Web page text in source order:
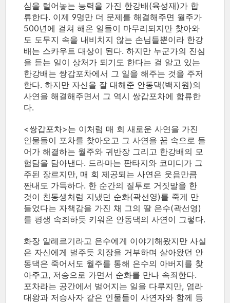
심을 털어놓는 능력을 가진 한강배(육성재)가 합
류한다. 이제 9명만 더 문제를 해결해주면 월주가
500년에 걸쳐 해온 일들이 마무리되지만 찾아와
도 도무지 속을 내비치지 않는 손님들뿐이라 한강
배는 스카우트 대상이 된다. 하지만 누군가의 진심
을 듣는 일이 상처가 되기도 한다는 걸 알고 있는
한강배는 쌍갑포차에서 그 일을 해주는 것을 주저
한다. 하지만 자신을 잘 대해준 안동댁(백지원)의
사연을 해결해주면서 그 역시 쌍갑포차에 합류한
다.
<쌍갑포차>는 이처럼 매 회 새로운 사연을 가진
인물들이 포차를 찾아오고 그 사연을 꿈 속으로 들
어가 해결하는 월주와 귀반장 그리고 한강배의 모
험담을 담아낸다. 드라마는 판타지와 코미디가 그
주된 장르지만, 매 회 제공되는 사연은 웃음만큼
짠내도 가득하다. 한 순간의 질투로 거짓말을 한
것이 친동생처럼 지냈던 순화(곽선영)를 죽게 만
들었다는 자책감을 가진 채 그의 딸 은수(곽선영)
를 평생 속죄하듯 키워온 안동댁의 사연이 그렇다.
화장 알레르기라고 은수에게 이야기해왔지만 사실
은 자신에게 벌주듯 치장을 거부하며 살아왔던 안
동댁은 죽어서도 월주를 통해 은수의 아버지를 찾
아주고, 저승으로 가면서 순화를 만나 속죄한다.
포차라는 공간에서 벌어지는 일을 다루지만, 염라
대왕과 저승사자 같은 인물들이 사연자와 함께 등